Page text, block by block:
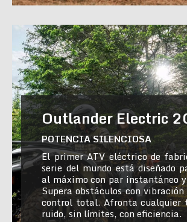
Outlander Electric
POTENCIA SILENCIOSA
El primer ATV eléctrico de
serie del mundo está diseñado
al máximo con par instantáneo
Supera obstáculos con
control total. Afronta cualquier
ruido, sin límites, con eficiencia.